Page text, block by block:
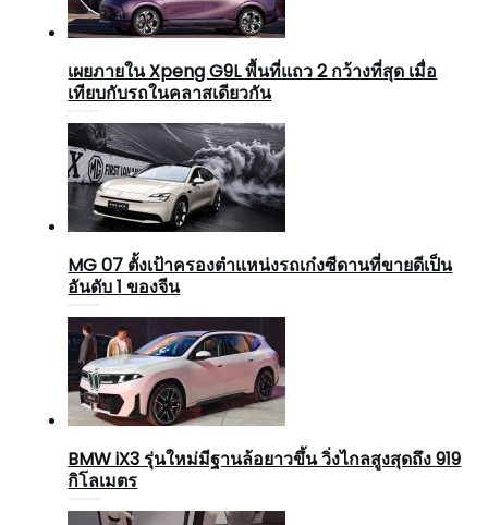
เผยภายใน Xpeng G9L พื้นที่แถว 2 กว้างที่สุด เมื่อ
เทียบกับรถในคลาสเดียวกัน
MG 07 ตั้งเป้าครองตำแหน่งรถเก๋งซีดานที่ขายดีเป็น
อันดับ 1 ของจีน
BMW iX3 รุ่นใหม่มีฐานล้อยาวขึ้น วิ่งไกลสูงสุดถึง 919
กิโลเมตร